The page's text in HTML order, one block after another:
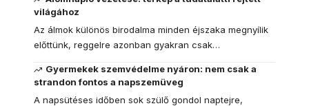
világához
Az álmok különös birodalma minden éjszaka megnyílik
előttünk, reggelre azonban gyakran csak…
Gyermekek szemvédelme nyáron: nem csak a
strandon fontos a napszemüveg
A napsütéses időben sok szülő gondol naptejre,